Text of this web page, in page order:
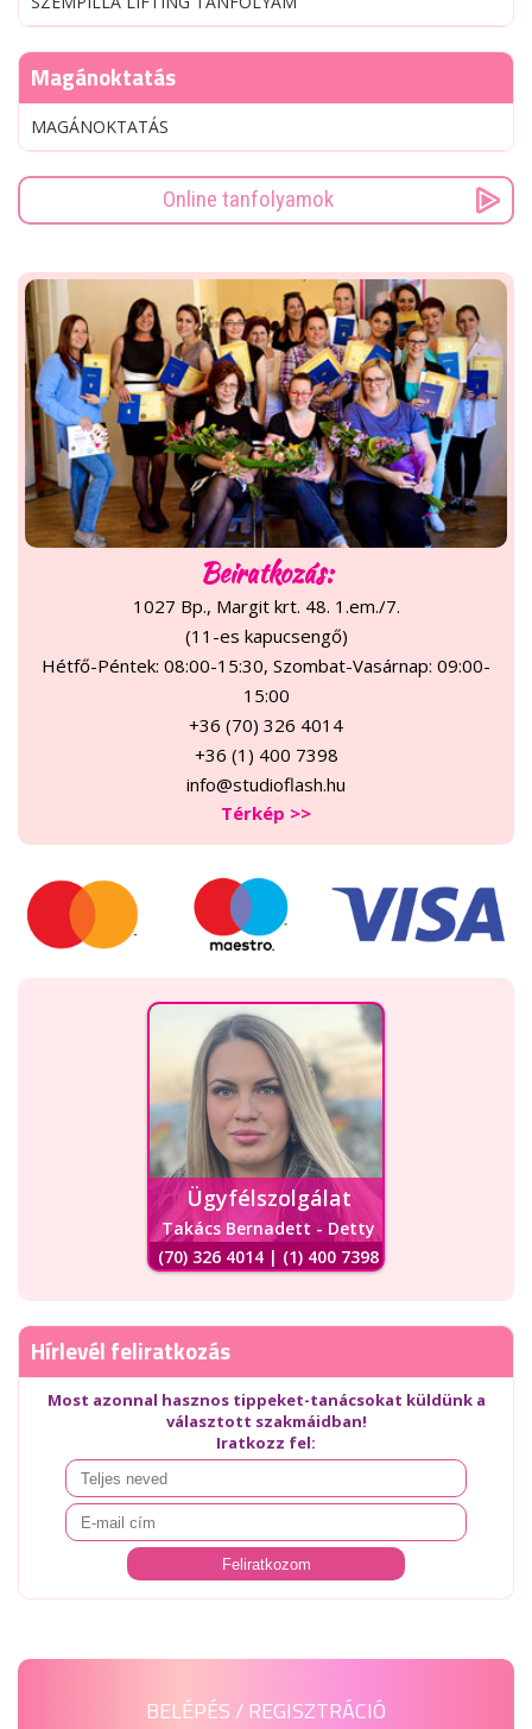
Magánoktatás
MAGÁNOKTATÁS
Online tanfolyamok
Beiratkozás:
1027 Bp., Margit krt. 48. 1.em./7.
(11-es kapucsengő)
Hétfő-Péntek: 08:00-15:30, Szombat-Vasárnap: 09:00-
15:00
+36 (70) 326 4014
+36 (1) 400 7398
info@studioflash.hu
Térkép >>
Ügyfélszolgálat
Takács Bernadett - Detty
(70) 326 4014 | (1) 400 7398
Hírlevél feliratkozás
Most azonnal hasznos tippeket-tanácsokat küldünk a
választott szakmáidban!
Iratkozz fel:
BELÉPÉS / REGISZTRÁCIÓ